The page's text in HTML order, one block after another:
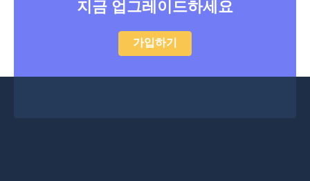
지금 업그레이드하세요
가입하기